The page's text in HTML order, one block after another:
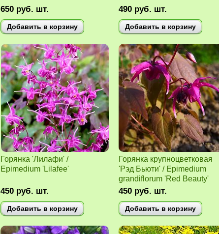
650 руб. шт.
Добавить в корзину
490 руб. шт.
Добавить в корзину
Горянка 'Лилафи' /
Epimedium 'Lilafee'
450 руб. шт.
Добавить в корзину
Горянка крупноцветковая
'Рэд Бьюти' / Epimedium
grandiflorum 'Red Beauty'
450 руб. шт.
Добавить в корзину